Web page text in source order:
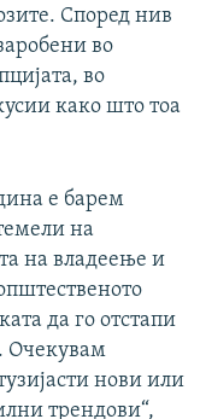
Според нив
во
во
како што тоа
е барем
на
на владеење и
да го отстапи
Очекувам
нови или
трендови“,